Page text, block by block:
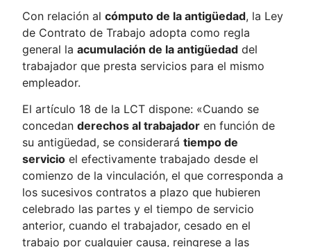
Con relación alcómputo de la antigüedad, la Ley
de Contrato de Trabajo adopta como regla
general laacumulación de la antigüedad del
trabajador que presta servicios para el mismo
empleador.
El artículo 18 de la LCT dispone: «Cuando se
concedanderechos al trabajador en función de
su antigüedad, se considerarátiempo de
servicio el efectivamente trabajado desde el
comienzo de la vinculación, el que corresponda a
los sucesivos contratos a plazo que hubieren
celebrado las partes y el tiempo de servicio
anterior, cuando el trabajador, cesado en el
trabajo por cualquier causa, reingrese a las